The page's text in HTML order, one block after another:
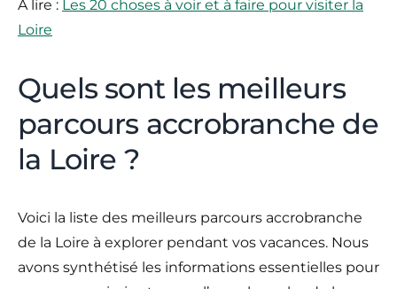
À lire : Les 20 choses à voir et à faire pour visiter la
Loire
Quels sont les meilleurs
parcours accrobranche de
la Loire ?
Voici la liste des meilleurs parcours accrobranche
de la Loire à explorer pendant vos vacances. Nous
avons synthétisé les informations essentielles pour